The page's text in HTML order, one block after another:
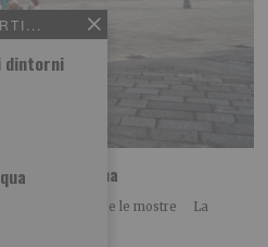
dintorni
Madama
per le collezioni e le mostre La